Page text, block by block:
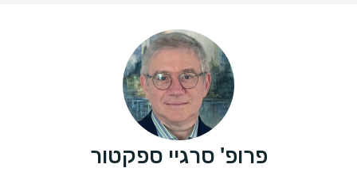
פרופ' סרגיי ספקטור